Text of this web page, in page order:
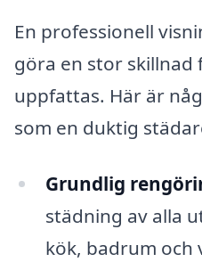
En professionell
göra en stor
uppfattas. Här är
som en duktig
Grundlig
städning av alla
kök, badrum och